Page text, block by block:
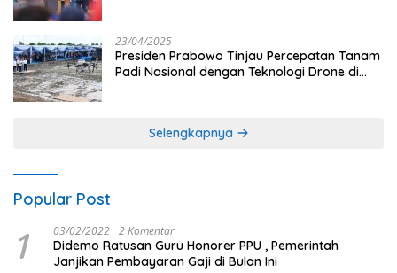
23/04/2025
Presiden Prabowo Tinjau Percepatan Tanam
Padi Nasional dengan Teknologi Drone di
Selengkapnya
Popular Post
1 03/02/2022 2 Komentar
Didemo Ratusan Guru Honorer PPU , Pemerintah
Janjikan Pembayaran Gaji di Bulan Ini